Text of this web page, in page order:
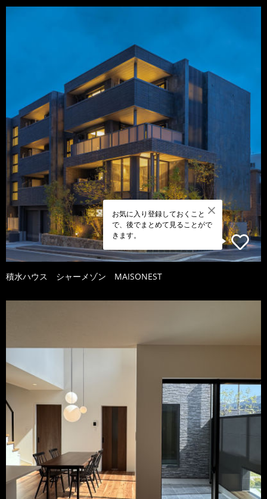
お気に入り登録しておくこと
で、後でまとめて見ることがで
きます。
積水ハウス シャーメゾン MAISONEST